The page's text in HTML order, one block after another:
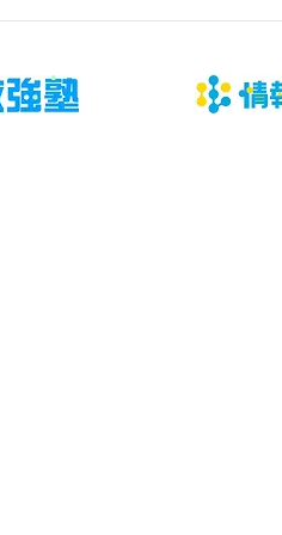
け方と具体的な行動を整理しま